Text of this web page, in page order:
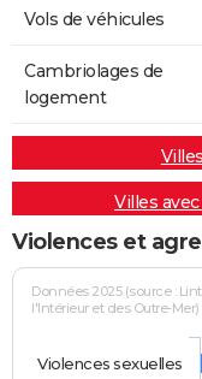
Vols de véhicules
Cambriolages de
logement
Villes
Violences et
Données 2025 (source :
l'Intérieur et des Outre-Mer)
Violences sexuelles